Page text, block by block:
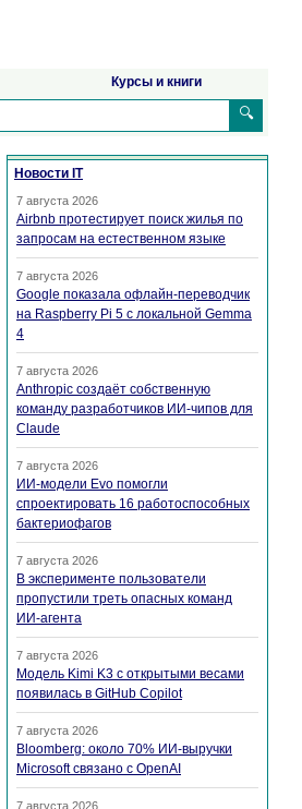
Курсы и книги
🔍
Новости IT
7 августа 2026
Airbnb протестирует поиск жилья по
запросам на естественном языке
7 августа 2026
Google показала офлайн-переводчик
на Raspberry Pi 5 с локальной Gemma
4
7 августа 2026
Anthropic создаёт собственную
команду разработчиков ИИ-чипов для
Claude
7 августа 2026
ИИ-модели Evo помогли
спроектировать 16 работоспособных
бактериофагов
7 августа 2026
В эксперименте пользователи
пропустили треть опасных команд
ИИ-агента
7 августа 2026
Модель Kimi K3 с открытыми весами
появилась в GitHub Copilot
7 августа 2026
Bloomberg: около 70% ИИ-выручки
Microsoft связано с OpenAI
7 августа 2026